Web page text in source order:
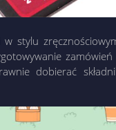
stylu
dobierać